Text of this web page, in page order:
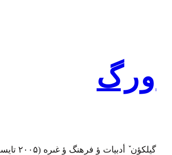
ورگ
گيلکؤن ٚ أدبیات ؤ فرهنگ ؤ غىره (۲۰۰۵ تايسه)